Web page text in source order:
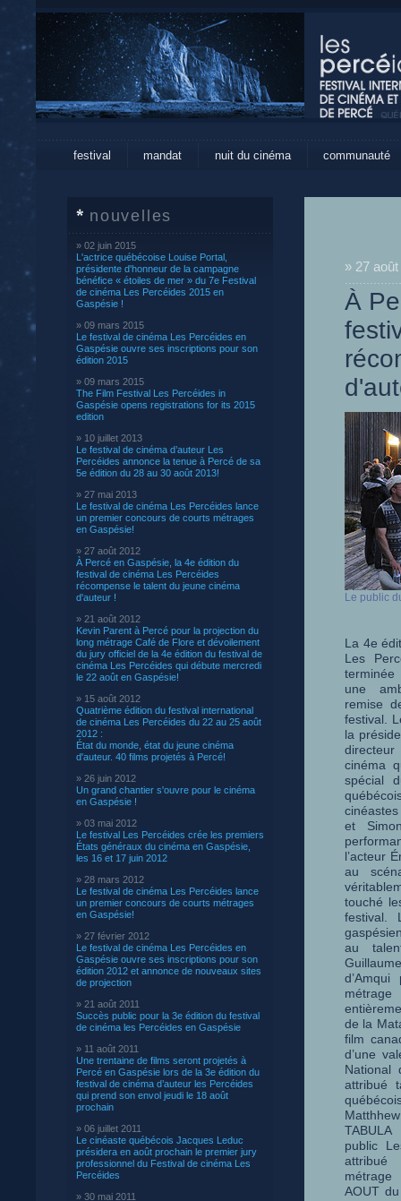
festival mandat nuit du cinéma communauté
nouvelles
» 02 juin 2015
L'actrice québécoise Louise Portal,
présidente d'honneur de la campagne
bénéfice « étoiles de mer » du 7e Festival
de cinéma Les Percéides 2015 en
Gaspésie !
» 09 mars 2015
Le festival de cinéma Les Percéides en
Gaspésie ouvre ses inscriptions pour son
édition 2015
» 09 mars 2015
The Film Festival Les Percéides in
Gaspésie opens registrations for its 2015
edition
» 10 juillet 2013
Le festival de cinéma d’auteur Les
Percéides annonce la tenue à Percé de sa
5e édition du 28 au 30 août 2013!
» 27 mai 2013
Le festival de cinéma Les Percéides lance
un premier concours de courts métrages
en Gaspésie!
» 27 août 2012
À Percé en Gaspésie, la 4e édition du
festival de cinéma Les Percéides
récompense le talent du jeune cinéma
d'auteur !
» 21 août 2012
Kevin Parent à Percé pour la projection du
long métrage Café de Flore et dévoilement
du jury officiel de la 4e édition du festival de
cinéma Les Percéides qui débute mercredi
le 22 août en Gaspésie!
» 15 août 2012
Quatrième édition du festival international
de cinéma Les Percéides du 22 au 25 août
2012 :
État du monde, état du jeune cinéma
d'auteur. 40 films projetés à Percé!
» 26 juin 2012
Un grand chantier s'ouvre pour le cinéma
en Gaspésie !
» 03 mai 2012
Le festival Les Percéides crée les premiers
États généraux du cinéma en Gaspésie,
les 16 et 17 juin 2012
» 28 mars 2012
Le festival de cinéma Les Percéides lance
un premier concours de courts métrages
en Gaspésie!
» 27 février 2012
Le festival de cinéma Les Percéides en
Gaspésie ouvre ses inscriptions pour son
édition 2012 et annonce de nouveaux sites
de projection
» 21 août 2011
Succès public pour la 3e édition du festival
de cinéma les Percéides en Gaspésie
» 11 août 2011
Une trentaine de films seront projetés à
Percé en Gaspésie lors de la 3e édition du
festival de cinéma d’auteur les Percéides
qui prend son envol jeudi le 18 août
prochain
» 06 juillet 2011
Le cinéaste québécois Jacques Leduc
présidera en août prochain le premier jury
professionnel du Festival de cinéma Les
Percéides
» 30 mai 2011
» 27
À
Le public
La 4e
Les
terminée
une
remise
festival.
la
cinéma
spécial
et
l’acteur
au
touché
festival.
au
de la
film
d’une
National
attribué
public
attribué
AOUT